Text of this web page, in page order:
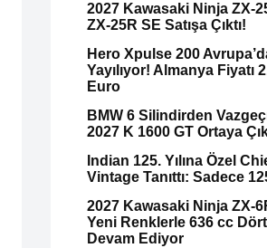
2027 Kawasaki Ninja ZX-
ZX-25R SE Satışa Çıktı!
Hero Xpulse 200
Yayılıyor! Almanya Fiyatı
Euro
BMW 6 Silindirden
2027 K 1600 GT Ortaya
Indian 125. Yılına Özel
Vintage Tanıttı: Sadece
2027 Kawasaki Ninja ZX-
Yeni Renklerle 636 cc
Devam Ediyor